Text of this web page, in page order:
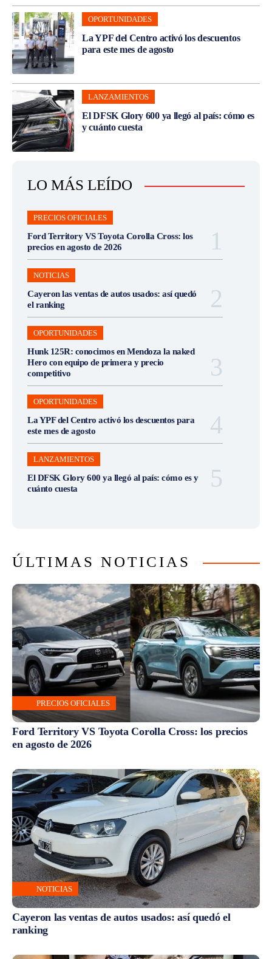
OPORTUNIDADES
La YPF del Centro activó los descuentos
para este mes de agosto
LANZAMIENTOS
El DFSK Glory 600 ya llegó al país: cómo es
y cuánto cuesta
LO MÁS LEÍDO
PRECIOS OFICIALES
Ford Territory VS Toyota Corolla Cross: los
precios en agosto de 2026
NOTICIAS
Cayeron las ventas de autos usados: así quedó
el ranking
OPORTUNIDADES
Hunk 125R: conocimos en Mendoza la naked
Hero con equipo de primera y precio
competitivo
OPORTUNIDADES
La YPF del Centro activó los descuentos para
este mes de agosto
LANZAMIENTOS
El DFSK Glory 600 ya llegó al país: cómo es y
cuánto cuesta
ÚLTIMAS NOTICIAS
PRECIOS OFICIALES
Ford Territory VS Toyota Corolla Cross: los precios
en agosto de 2026
NOTICIAS
Cayeron las ventas de autos usados: así quedó el
ranking